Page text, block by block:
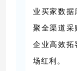
业买家数据
聚全渠道采
企业高效拓
场红利。